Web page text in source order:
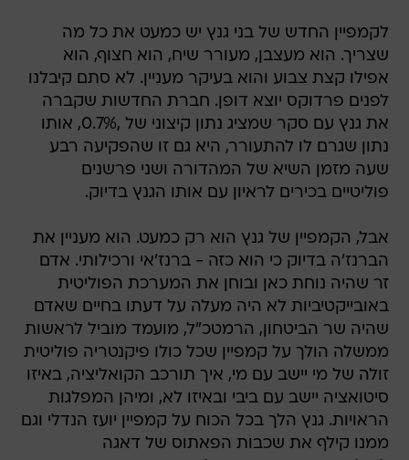
לקמפיין החדש של בני גנץ יש כמעט את כל מה
שצריך. הוא מעצבן, מעורר שיח, הוא חצוף, הוא
אפילו קצת צבוע והוא בעיקר מעניין. לא סתם קיבלנו
לפנים פרדוקס יוצא דופן. חברת החדשות שקברה
את גנץ עם סקר שמציג נתון קיצוני של ,0.7%, אותו
נתון שגרם לו להתעורר, היא גם זו שהפקיעה רבע
שעה מזמן השיא של המהדורה ושני פרשנים
פוליטיים בכירים לראיון עם אותו הגנץ בדיוק.
אבל, הקמפיין של גנץ הוא רק כמעט. הוא מעניין את
הברנז'ה בדיוק כי הוא כזה - ברנז'אי ורכילותי. אדם
זר שהיה נוחת כאן ובוחן את המערכת הפוליטית
באובייקטיביות לא היה מעלה על דעתו בחיים שאדם
שהיה שר הביטחון, הרמטכ"ל, מועמד מוביל לראשות
ממשלה הולך על קמפיין שכל כולו פיקנטריה פוליטית
זולה של מי יישב עם מי, איך תורכב הקואליציה, באיזו
סיטואציה יישב עם ביבי ובאיזו לא, ומיהן המפלגות
הראויות. גנץ הלך בכל הכוח על קמפיין יועז הנדלי וגם
ממנו קילף את שכבות הפאתוס של דאגה